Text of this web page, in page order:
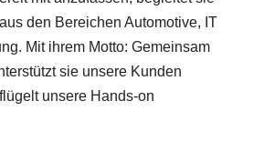
den Bereichen Automotive, IT
Mit ihrem Motto: Gemeinsam
sie unsere Kunden
unsere Hands-on